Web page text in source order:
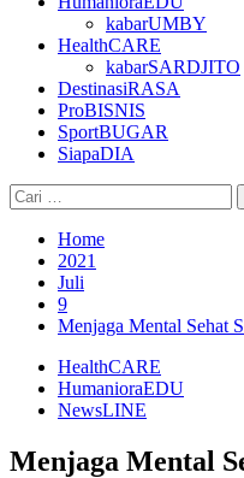
kabarUMBY
HealthCARE
kabarSARDJITO
DestinasiRASA
ProBISNIS
SportBUGAR
SiapaDIA
Cari
untuk:
Home
2021
Juli
9
Menjaga Mental Sehat
HealthCARE
HumanioraEDU
NewsLINE
Menjaga Mental